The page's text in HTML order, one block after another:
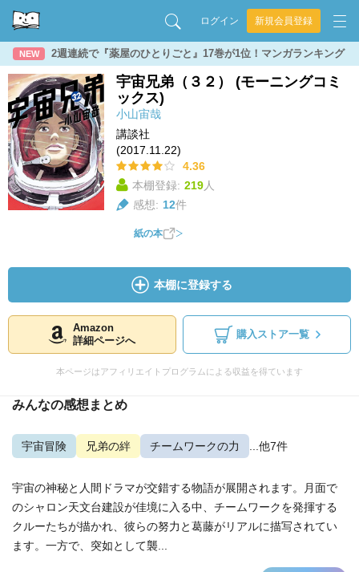
ログイン 新規会員登録
NEW 2週連続で『薬屋のひとりごと』17巻が1位！マンガランキング
宇宙兄弟（３２） (モーニングコミ
ックス)
小山宙哉
講談社
(2017.11.22)
4.36
本棚登録: 219人
感想: 12件
紙の本
本棚に登録する
Amazon
詳細ページへ
購入ストア一覧
本ページはアフィリエイトプログラムによる収益を得ています
みんなの感想まとめ
宇宙冒険 兄弟の絆 チームワークの力 ...他7件
宇宙の神秘と人間ドラマが交錯する物語が展開されます。月面で
のシャロン天文台建設が佳境に入る中、チームワークを発揮する
クルーたちが描かれ、彼らの努力と葛藤がリアルに描写されてい
ます。一方で、突如として襲...